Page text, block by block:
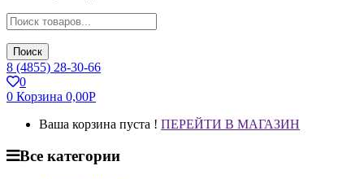
Поиск
8 (4855) 28-30-66
0
0 Корзина 0,00Р
Ваша корзина пуста ! ПЕРЕЙТИ В МАГАЗИН
Все категории